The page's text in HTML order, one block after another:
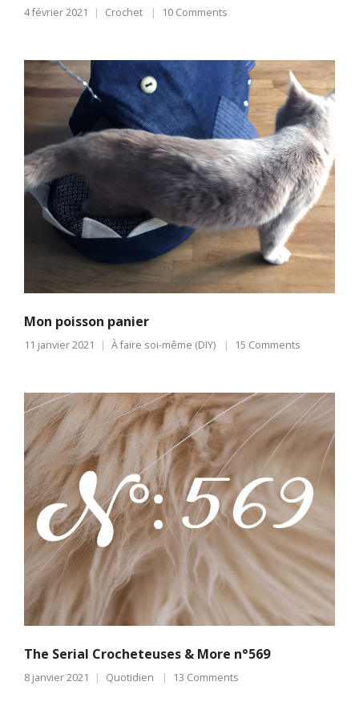
4 février 2021 Crochet 10 Comments
Mon poisson panier
11 janvier 2021 À faire soi-même (DIY) 15 Comments
The Serial Crocheteuses & More n°569
8 janvier 2021 Quotidien 13 Comments